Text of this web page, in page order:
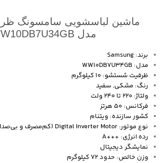
مدل WW10DB7U34GB
برند: Samsung
مدل: WW10DB7U34GB
ظرفیت شستشو: 10 کیلوگرم
رنگ: مشکی, سفید
ولتاژ: 220 تا 240 ولت
فرکانس: 50 هرتز
کشور سازنده: ویتنام
نوع موتور: Digital Inverter Motor (کم‌مصرف و بی‌صدا)
رده انرژی: +++A
نمایشگر دیجیتال
وزن خالص: حدود 72 کیلوگرم